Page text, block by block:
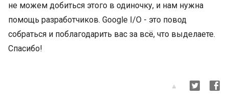
не можем добиться этого в одиночку, и нам нужна
помощь разработчиков. Google I/O - это повод
собраться и поблагодарить вас за всё, что выделаете.
Спасибо!